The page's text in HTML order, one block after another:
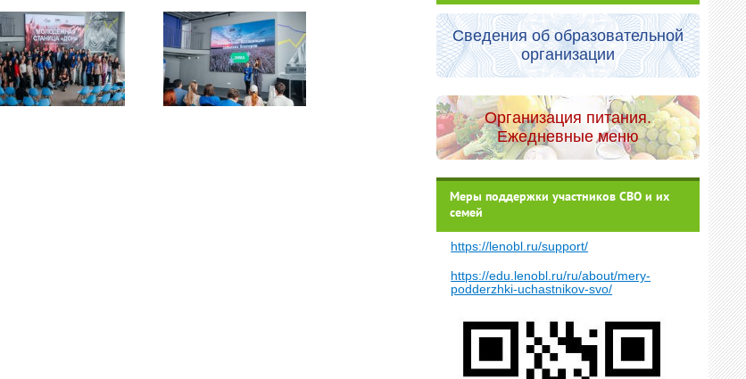
Сведения об образовательной
организации
Организация питания.
Ежедневные меню
Меры поддержки участников СВО и их
семей
https://lenobl.ru/support/
https://edu.lenobl.ru/ru/about/mery-
podderzhki-uchastnikov-svo/